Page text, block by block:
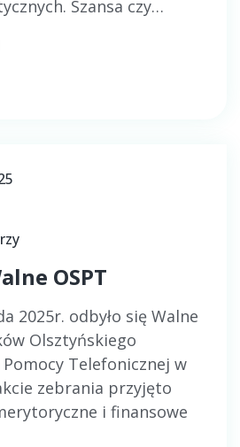
Szansa czy…
OSPT
2025r. odbyło się Walne
Olsztyńskiego
Telefonicznej w
zebrania przyjęto
i finansowe